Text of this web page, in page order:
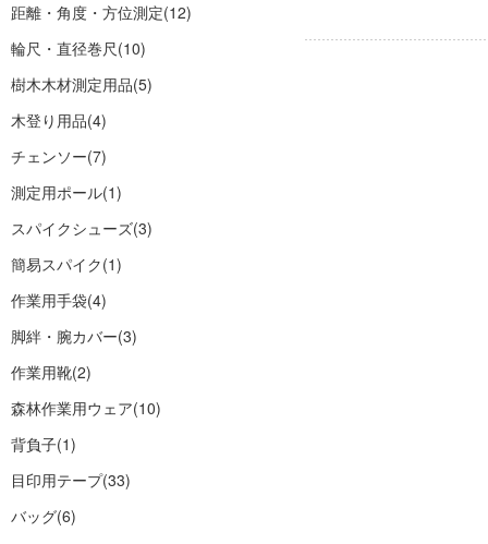
距離・角度・方位測定(12)
輪尺・直径巻尺(10)
樹木木材測定用品(5)
木登り用品(4)
チェンソー(7)
測定用ポール(1)
スパイクシューズ(3)
簡易スパイク(1)
作業用手袋(4)
脚絆・腕カバー(3)
作業用靴(2)
森林作業用ウェア(10)
背負子(1)
目印用テープ(33)
バッグ(6)